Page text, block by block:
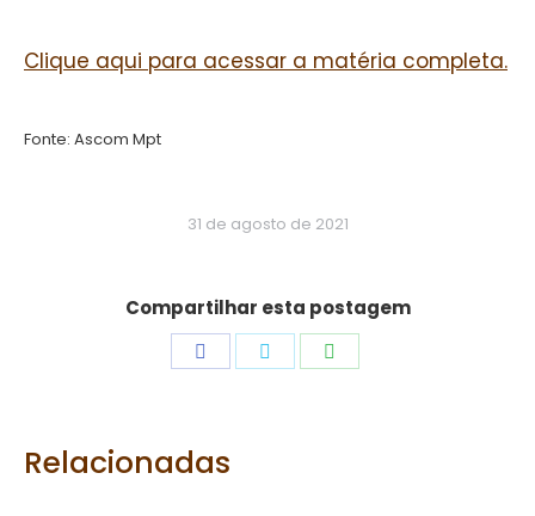
Clique aqui para acessar a matéria completa.
Fonte: Ascom Mpt
31 de agosto de 2021
Compartilhar esta postagem
Relacionadas